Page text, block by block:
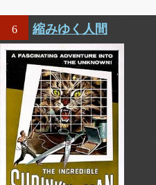
6 縮みゆく人間